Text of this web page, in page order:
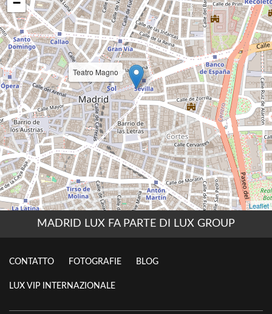
MADRID LUX FA PARTE DI LUX GROUP
CONTATTO FOTOGRAFIE BLOG
LUX VIP INTERNAZIONALE